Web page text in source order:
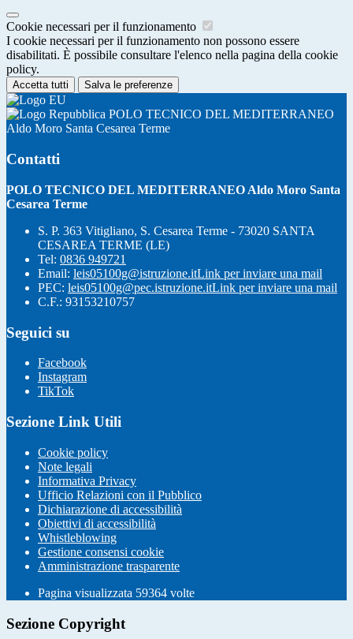
Cookie necessari per il funzionamento
I cookie necessari per il funzionamento non possono essere
disabilitati. È possibile consultare l'elenco nella pagina della cookie
policy.
Accetta tutti Salva le preferenze
POLO TECNICO DEL MEDITERRANEO
Aldo Moro Santa Cesarea Terme
Contatti
POLO TECNICO DEL MEDITERRANEO Aldo Moro Santa
Cesarea Terme
S. P. 363 Vitigliano, S. Cesarea Terme - 73020 SANTA
CESAREA TERME (LE)
Tel: 0836 949721
Email: leis05100g@istruzione.itLink per inviare una mail
PEC: leis05100g@pec.istruzione.itLink per inviare una mail
C.F.: 93153210757
Seguici su
Facebook
Instagram
TikTok
Sezione Link Utili
Cookie policy
Note legali
Informativa Privacy
Ufficio Relazioni con il Pubblico
Dichiarazione di accessibilità
Obiettivi di accessibilità
Whistleblowing
Gestione consensi cookie
Amministrazione trasparente
Pagina visualizzata 59364 volte
Sezione Copyright